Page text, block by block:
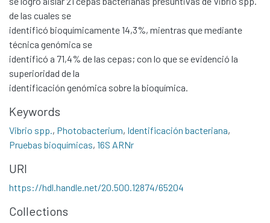
Communities & Collections
All of DSpace
Statistics
Contacto
de las cuales se
identificó bioquímicamente 14,3%, mientras que mediante
técnica genómica se
identificó a 71,4% de las cepas; con lo que se evidenció la
superioridad de la
identificación genómica sobre la bioquímica.
Keywords
Vibrio spp., Photobacterium, Identificación bacteriana,
Pruebas bioquímicas, 16S ARNr
URI
https://hdl.handle.net/20.500.12874/65204
Collections